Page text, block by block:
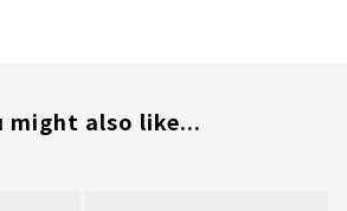
might also like...